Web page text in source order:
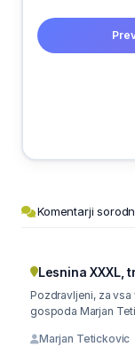
Komentarji
Lesnina XXXL,
Pozdravljeni, za
gospoda Marjan
Marjan Tetickovic